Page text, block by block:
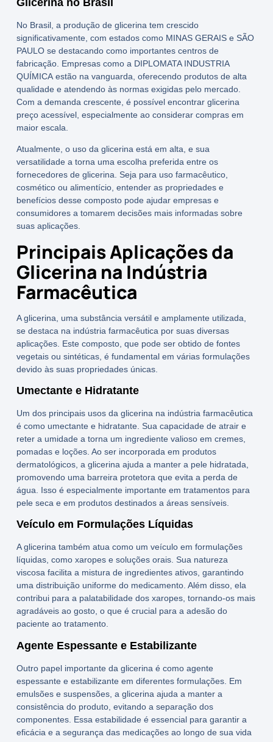
No Brasil, a produção de glicerina tem crescido
significativamente, com estados como MINAS GERAISe SÃO
PAULOse destacando como importantes centros de
fabricação. Empresas como a DIPLOMATA INDUSTRIA
QUÍMICAestão na vanguarda, oferecendo produtos de alta
qualidade e atendendo às normas exigidas pelo mercado.
Com a demanda crescente, é possível encontrar glicerina
preçoacessível, especialmente ao considerar compras em
maior escala.
Atualmente, o uso da glicerinaestá em alta, e sua
versatilidade a torna uma escolha preferida entre os
fornecedores de glicerina. Seja para uso farmacêutico,
cosmético ou alimentício, entender as propriedades e
benefícios desse composto pode ajudar empresas e
consumidores a tomarem decisões mais informadas sobre
suas aplicações.
Principais Aplicações da
Glicerina na Indústria
Farmacêutica
A glicerina, uma substância versátil e amplamente utilizada,
se destaca na indústria farmacêutica por suas diversas
aplicações. Este composto, que pode ser obtido de fontes
vegetais ou sintéticas, é fundamental em várias formulações
devido às suas propriedades únicas.
Umectante e Hidratante
Um dos principais usos da glicerina na indústria farmacêutica
é como umectante e hidratante. Sua capacidade de atrair e
reter a umidade a torna um ingrediente valioso em cremes,
pomadas e loções. Ao ser incorporada em produtos
dermatológicos, a glicerina ajuda a manter a pele hidratada,
promovendo uma barreira protetora que evita a perda de
água. Isso é especialmente importante em tratamentos para
pele seca e em produtos destinados a áreas sensíveis.
Veículo em Formulações Líquidas
Aglicerinatambém atua como um veículo em formulações
líquidas, como xaropes e soluções orais. Sua natureza
viscosa facilita a mistura de ingredientes ativos, garantindo
uma distribuição uniforme do medicamento. Além disso, ela
contribui para a palatabilidade dos xaropes, tornando-os mais
agradáveis ao gosto, o que é crucial para a adesão do
paciente ao tratamento.
Agente Espessante e Estabilizante
Outro papel importante da glicerina é como agente
espessante e estabilizante em diferentes formulações. Em
emulsões e suspensões, a glicerina ajuda a manter a
consistência do produto, evitando a separação dos
componentes. Essa estabilidade é essencial para garantir a
eficácia e a segurança das medicações ao longo de sua vida